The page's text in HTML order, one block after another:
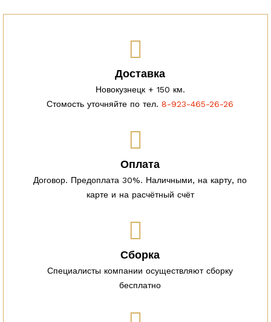
Доставка
Новокузнецк + 150 км.
Стомость уточняйте по тел. 8-923-465-26-26
Оплата
Договор. Предоплата 30%. Наличными, на карту, по
карте и на расчётный счёт
Сборка
Специалисты компании осуществляют сборку
бесплатно